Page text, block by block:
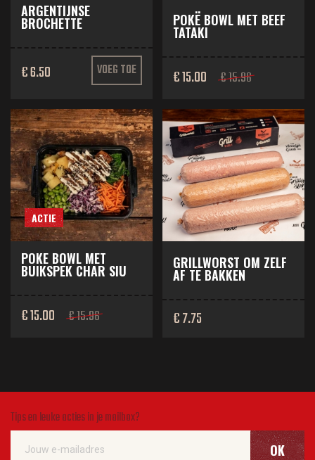
ARGENTIJNSE
BROCHETTE
€ 6.50 VOEG TOE
POKË BOWL MET BEEF
TATAKI
€ 15.00 € 15.96
ACTIE
POKE BOWL MET
BUIKSPEK CHAR SIU
€ 15.00 € 15.96
GRILLWORST OM ZELF
AF TE BAKKEN
€ 7.75
Tips en leuke acties in je mailbox?
OK